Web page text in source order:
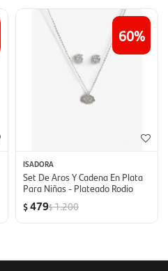
60
ISADORA
Set De Aros Y Cadena En Plata
Para Niñas - Plateado Rodio
$479$1.200